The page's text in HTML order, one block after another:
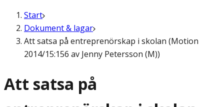
Start
Dokument & lagar
Att satsa på entreprenörskap i skolan (Motion
2014/15:156 av Jenny Petersson (M))
Att satsa på